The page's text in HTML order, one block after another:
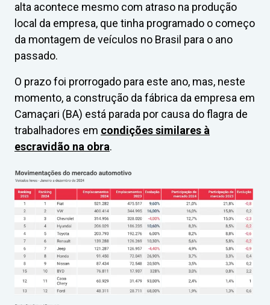
alta acontece mesmo com atraso na produção
local da empresa, que tinha programado o começo
da montagem de veículos no Brasil para o ano
passado.
O prazo foi prorrogado para este ano, mas, neste
momento, a construção da fábrica da empresa em
Camaçari (BA) está parada por causa do flagra de
trabalhadores em condições similares à
escravidão na obra.